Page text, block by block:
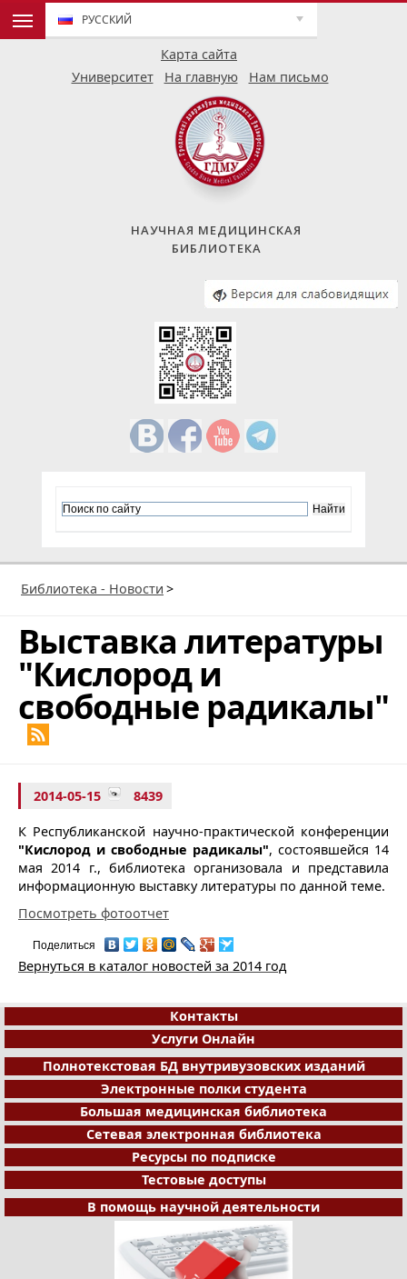
Карта сайта
РУССКИЙ
Университет На главную Нам письмо
НАУЧНАЯ МЕДИЦИНСКАЯ
БИБЛИОТЕКА
Библиотека - Новости >
Выставка литературы
"Кислород и
свободные радикалы"
2014-05-15 8439
К Республиканской научно-практической конференции
"Кислород и свободные радикалы", состоявшейся 14
мая 2014 г., библиотека организовала и представила
информационную выставку литературы по данной теме.
Посмотреть фотоотчет
Поделиться
Вернуться в каталог новостей за 2014 год
Контакты
Услуги Онлайн
Полнотекстовая БД внутривузовских изданий
Электронные полки студента
Большая медицинская библиотека
Сетевая электронная библиотека
Ресурсы по подписке
Тестовые доступы
В помощь научной деятельности